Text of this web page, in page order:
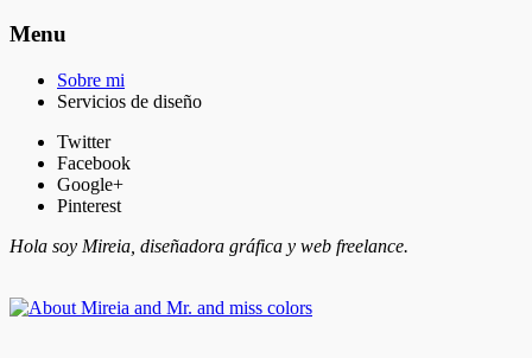
Menu
Sobre mi
Servicios de diseño
Twitter
Facebook
Google+
Pinterest
Hola soy Mireia, diseñadora gráfica y web freelance.